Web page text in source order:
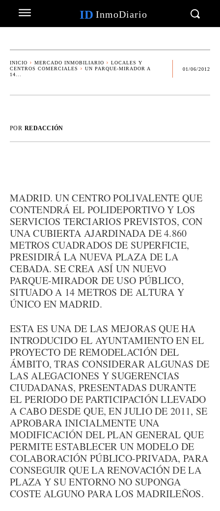
ID InmoDiario
INICIO MERCADO INMOBILIARIO
LOCALES Y
CENTROS COMERCIALES
UN PARQUE-MIRADOR A
14...
01/06/2012
POR REDACCIÓN
MADRID. UN CENTRO POLIVALENTE QUE
CONTENDRÁ EL POLIDEPORTIVO Y LOS
SERVICIOS TERCIARIOS PREVISTOS, CON
UNA CUBIERTA AJARDINADA DE 4.860
METROS CUADRADOS DE SUPERFICIE,
PRESIDIRÁ LA NUEVA PLAZA DE LA
CEBADA. SE CREA ASÍ UN NUEVO
PARQUE-MIRADOR DE USO PÚBLICO,
SITUADO A 14 METROS DE ALTURA Y
ÚNICO EN MADRID.
ESTA ES UNA DE LAS MEJORAS QUE HA
INTRODUCIDO EL AYUNTAMIENTO EN EL
PROYECTO DE REMODELACIÓN DEL
ÁMBITO, TRAS CONSIDERAR ALGUNAS DE
LAS ALEGACIONES Y SUGERENCIAS
CIUDADANAS, PRESENTADAS DURANTE
EL PERIODO DE PARTICIPACIÓN LLEVADO
A CABO DESDE QUE, EN JULIO DE 2011, SE
APROBARA INICIALMENTE UNA
MODIFICACIÓN DEL PLAN GENERAL QUE
PERMITE ESTABLECER UN MODELO DE
COLABORACIÓN PÚBLICO-PRIVADA, PARA
CONSEGUIR QUE LA RENOVACIÓN DE LA
PLAZA Y SU ENTORNO NO SUPONGA
COSTE ALGUNO PARA LOS MADRILEÑOS.